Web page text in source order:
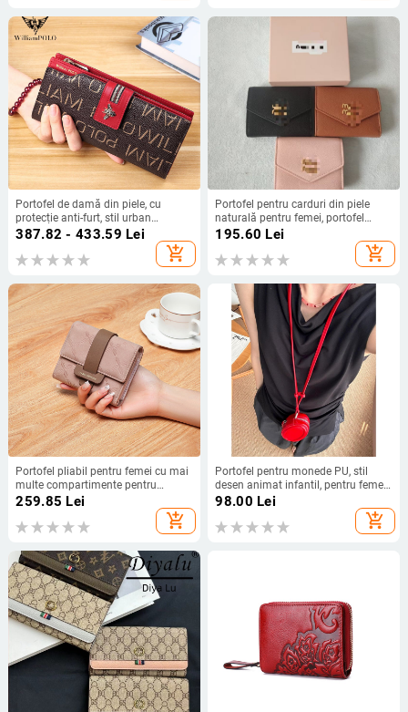
Utilizare zilnică
uzură)
Portofel de damă din piele, cu
protecție anti-furt, stil urban
minimalist, model cu litere
387.82 - 433.59 Lei
add_shopping_cart
Portofel pentru carduri din piele
naturală pentru femei, portofel
pentru monede, design cu trei pliuri,
utilizare zilnică, toamna 2024
195.60 Lei
add_shopping_cart
Portofel pliabil pentru femei cu mai
multe compartimente pentru
carduri, ultra ușor, piele sintetică din
microfibră, stil street fashion, model
floral, căptușeală PU, toamna 2025
259.85 Lei
add_shopping_cart
Portofel pentru monede PU, stil
desen animat infantil, pentru femei,
lansare vară 2025, pentru uz zilnic
98.00 Lei
add_shopping_cart